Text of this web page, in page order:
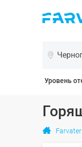
Уровень
Farvater